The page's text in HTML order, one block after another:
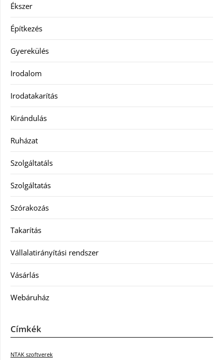
Ékszer
Építkezés
Gyerekülés
Irodalom
Irodatakarítás
Kirándulás
Ruházat
Szolgáltatáls
Szolgáltatás
Szórakozás
Takarítás
Vállalatirányítási rendszer
Vásárlás
Webáruház
Címkék
NTAK szoftverek